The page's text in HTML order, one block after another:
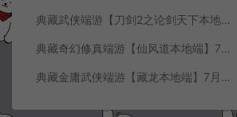
典藏武侠端游【刀剑2之论剑天下本地端】7月最新整理Win一键服务端+GM工具+PC客户端+详细搭建教程
典藏奇幻修真端游【仙风道本地端】7月最新整理Win一键服务端+GM工具+PC客户端+详细搭建教程
典藏金庸武侠端游【藏龙本地端】7月最新整理Win一键服务端+GM工具+PC客户端+详细搭建教程